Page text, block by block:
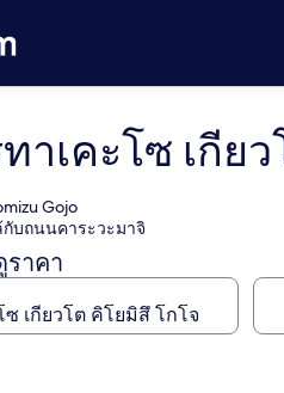
าเคะโซ เกีย
Gojo
บถนนคาระวะมาจิ
ราคา